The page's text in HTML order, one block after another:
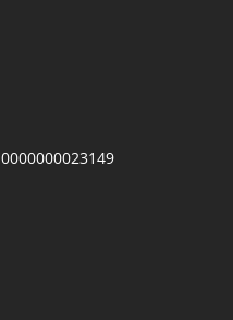
0000000023149